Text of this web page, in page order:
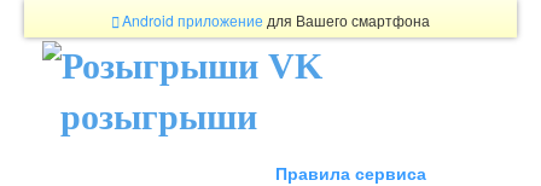
Android приложение для Вашего смартфона
розыгрыши
Правила сервиса